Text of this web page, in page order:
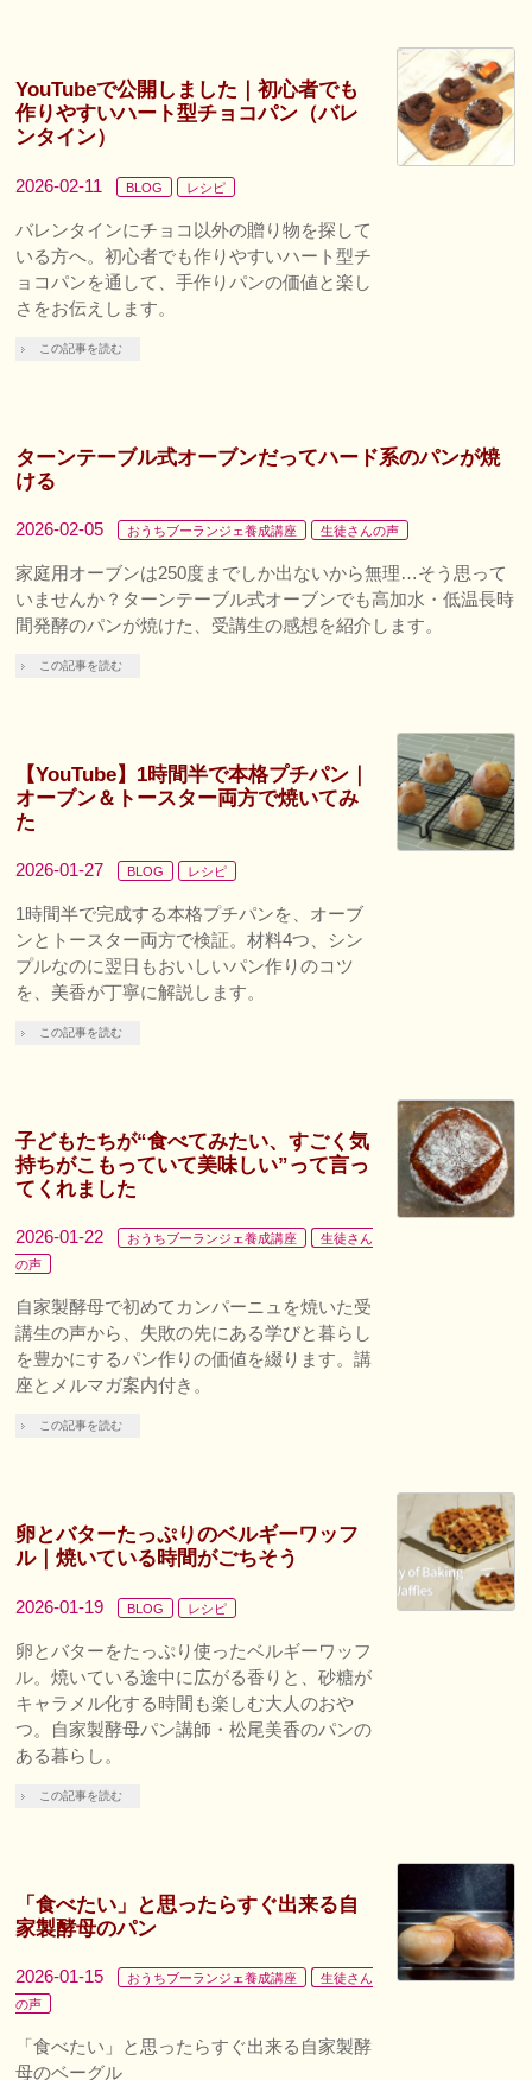
YouTubeで公開しました｜初心者でも
作りやすいハート型チョコパン（バレ
ンタイン）
2026-02-11 BLOG レシピ
バレンタインにチョコ以外の贈り物を探して
いる方へ。初心者でも作りやすいハート型チ
ョコパンを通して、手作りパンの価値と楽し
さをお伝えします。
この記事を読む
ターンテーブル式オーブンだってハード系のパンが焼
ける
2026-02-05 おうちブーランジェ養成講座 生徒さんの声
家庭用オーブンは250度までしか出ないから無理…そう思って
いませんか？ターンテーブル式オーブンでも高加水・低温長時
間発酵のパンが焼けた、受講生の感想を紹介します。
この記事を読む
【YouTube】1時間半で本格プチパン｜
オーブン＆トースター両方で焼いてみ
た
2026-01-27 BLOG レシピ
1時間半で完成する本格プチパンを、オーブ
ンとトースター両方で検証。材料4つ、シン
プルなのに翌日もおいしいパン作りのコツ
を、美香が丁寧に解説します。
この記事を読む
子どもたちが“食べてみたい、すごく気
持ちがこもっていて美味しい”って言っ
てくれました
2026-01-22 おうちブーランジェ養成講座
生徒さん
の声
自家製酵母で初めてカンパーニュを焼いた受
講生の声から、失敗の先にある学びと暮らし
を豊かにするパン作りの価値を綴ります。講
座とメルマガ案内付き。
この記事を読む
卵とバターたっぷりのベルギーワッフ
ル｜焼いている時間がごちそう
2026-01-19 BLOG レシピ
卵とバターをたっぷり使ったベルギーワッフ
ル。焼いている途中に広がる香りと、砂糖が
キャラメル化する時間も楽しむ大人のおや
つ。自家製酵母パン講師・松尾美香のパンの
ある暮らし。
この記事を読む
「食べたい」と思ったらすぐ出来る自
家製酵母のパン
2026-01-15 おうちブーランジェ養成講座
生徒さん
の声
「食べたい」と思ったらすぐ出来る自家製酵
母のベーグル